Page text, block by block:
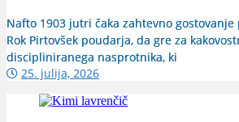
Nafto 1903 jutri čaka zahtevno
Rok Pirtovšek poudarja, da gre za
discipliniranega nasprotnika, ki
25. julija, 2026